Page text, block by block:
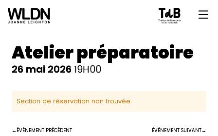
Atelier préparatoire
26 mai 2026 19H00
Section de réservation non trouvée
ÉVÉNEMENT PRÉCÉDENT ÉVÉNEMENT SUIVANT